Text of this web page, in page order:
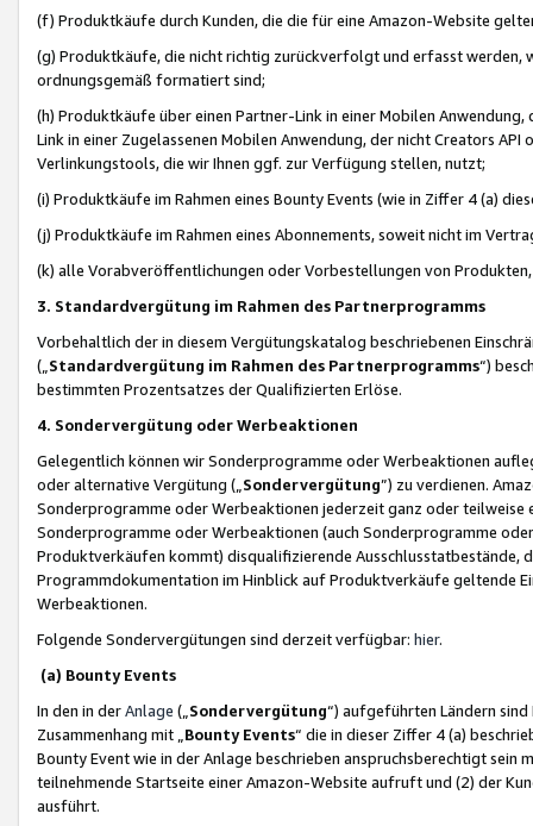
(f) Produktkäufe durch Kunden, die die für eine Amazon-Website
(g) Produktkäufe, die nicht richtig zurückverfolgt und erfasst werden,
ordnungsgemäß formatiert sind;
(h) Produktkäufe über einen Partner-Link in einer Mobilen
Link in einer Zugelassenen Mobilen Anwendung, der nicht Creators
Verlinkungstools, die wir Ihnen ggf. zur Verfügung stellen, nutzt;
(i) Produktkäufe im Rahmen eines Bounty Events (wie in Ziffer 4 (a)
(j) Produktkäufe im Rahmen eines Abonnements, soweit nicht im
(k) alle Vorabveröffentlichungen oder Vorbestellungen von
3. Standardvergütung im Rahmen des Partnerprogramms
Vorbehaltlich der in diesem Vergütungskatalog beschriebenen
(„ Standardvergütung im Rahmen des Partnerprogramms“)
bestimmten Prozentsatzes der Qualifizierten Erlöse.
4. Sondervergütung oder Werbeaktionen
Gelegentlich können wir Sonderprogramme oder Werbeaktionen
oder alternative Vergütung („ Sondervergütung”) zu verdienen.
Sonderprogramme oder Werbeaktionen jederzeit ganz oder
Sonderprogramme oder Werbeaktionen (auch Sonderprogramme
Produktverkäufen kommt) disqualifizierende Ausschlusstatbestände,
Programmdokumentation im Hinblick auf Produktverkäufe geltende
Werbeaktionen.
Folgende Sondervergütungen sind derzeit verfügbar: hier.
(a) Bounty Events
In den in derAnlage („ Sondervergütung“) aufgeführten Ländern
Zusammenhang mit „ Bounty Events“ die in dieser Ziffer 4 (a)
Bounty Event wie in der Anlage beschrieben anspruchsberechtigt sein
teilnehmende Startseite einer Amazon-Website aufruft und (2) der
ausführt.